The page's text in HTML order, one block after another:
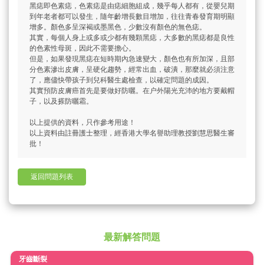
黑痣即色素痣，色素痣是由痣細胞組成，幾乎每人都有，從嬰兒期
到年老者都可以發生，隨年齡增長數目增加，往往青春發育期明顯
增多。顏色多呈深褐或墨黑色，少數沒有顏色的無色痣。
其實，每個人身上或多或少都有幾顆黑痣，大多數的黑痣都是良性
的色素性母斑，因此不需要擔心。
但是，如果發現黑痣在短時期內急速變大，顏色也有所加深，且部
分色素滲出皮膚，呈硬化趨勢，經常出血，破潰，那麼就必須注意
了，應儘快帶孩子到兒科醫生處檢查，以確定問題的成因。
其實預防皮膚癌首先是要做好防曬。在户外陽光充沛的地方要戴帽
子，以及搽防曬霜​。
以上提供的資料，只作參考用途！
以上資料由註冊護士整理，經香港大學名譽助理教授劉慧思醫生審
批！
返回問題列表
最新解答問題
牙齒斷裂